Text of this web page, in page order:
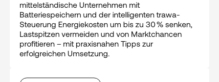
mittelständische Unternehmen mit
Batteriespeichern und der intelligenten trawa-
Steuerung Energiekosten um bis zu 30 % senken,
Lastspitzen vermeiden und von Marktchancen
profitieren – mit praxisnahen Tipps zur
erfolgreichen Umsetzung.